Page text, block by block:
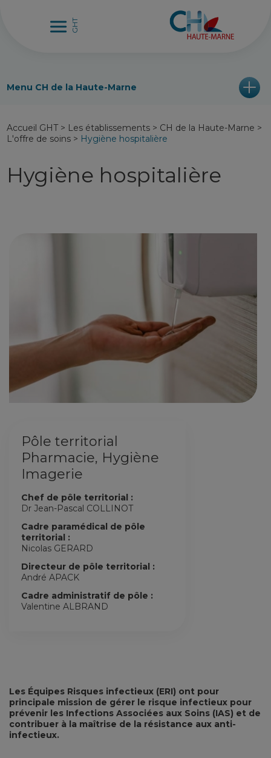
Menu CH de la Haute-Marne
Accueil GHT > Les établissements > CH de la Haute-Marne >
L'offre de soins > Hygiène hospitalière
Hygiène hospitalière
Pôle territorial
Pharmacie, Hygiène
Imagerie
Chef de pôle territorial :
Dr Jean-Pascal COLLINOT
Cadre paramédical de pôle
territorial :
Nicolas GERARD
Directeur de pôle territorial :
André APACK
Cadre administratif de pôle :
Valentine ALBRAND
Les Équipes Risques infectieux (ERI) ont pour
principale mission de gérer le risque infectieux pour
prévenir les Infections Associées aux Soins (IAS) et de
contribuer à la maîtrise de la résistance aux anti-
infectieux.